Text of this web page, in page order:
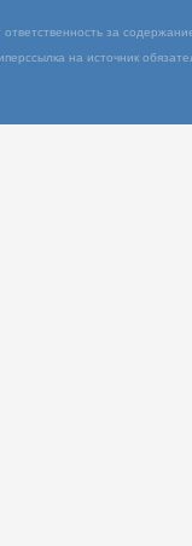
(063) 994-63-77
При